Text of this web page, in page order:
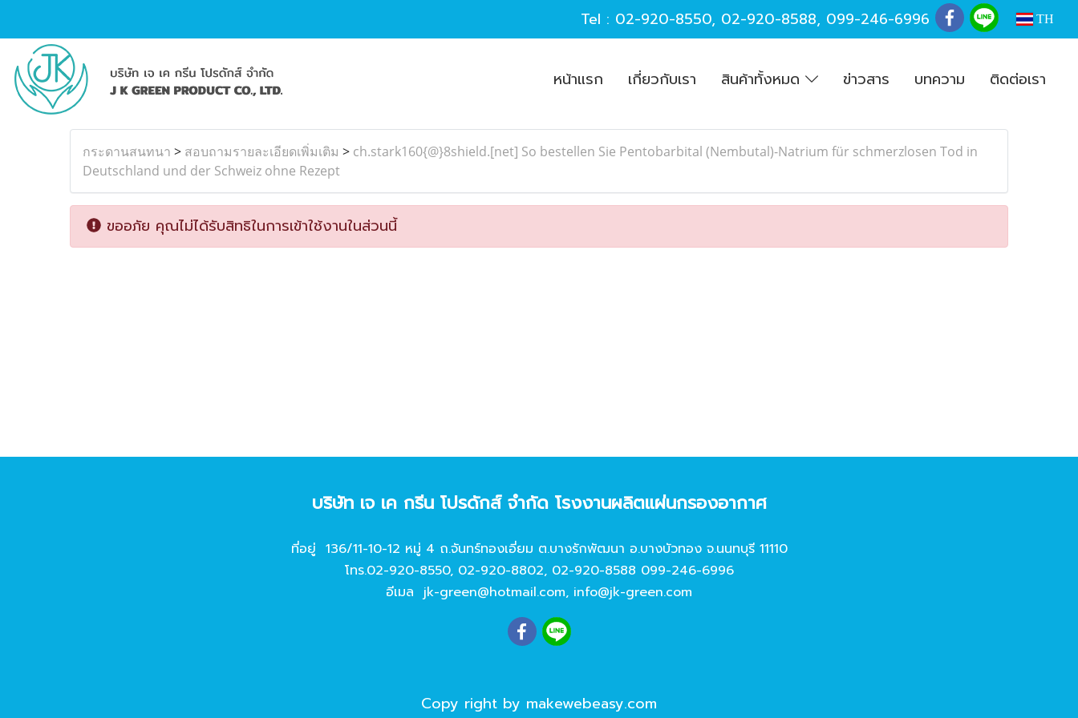
Tel : 02-920-8550, 02-920-8588, 099-246-6996 TH
หน้าแรก เกี่ยวกับเรา สินค้าทั้งหมด ข่าวสาร บทความ ติดต่อเรา
กระดานสนทนา > สอบถามรายละเอียดเพิ่มเติม > ch.stark160{@}8shield.[net] So bestellen Sie Pentobarbital (Nembutal)-Natrium für schmerzlosen Tod in
Deutschland und der Schweiz ohne Rezept
ขออภัย คุณไม่ได้รับสิทธิในการเข้าใช้งานในส่วนนี้
บริษัท เจ เค กรีน โปรดักส์ จํากัด โรงงานผลิตแผ่นกรองอากาศ
ที่อยู่ 136/11-10-12 หมู่ 4 ถ.จันทร์ทองเอี่ยม ต.บางรักพัฒนา อ.บางบัวทอง จ.นนทบุรี 11110
โทร.02-920-8550, 02-920-8802, 02-920-8588 099-246-6996
อีเมล jk-green@hotmail.com, info@jk-green.com
Copy right by makewebeasy.com